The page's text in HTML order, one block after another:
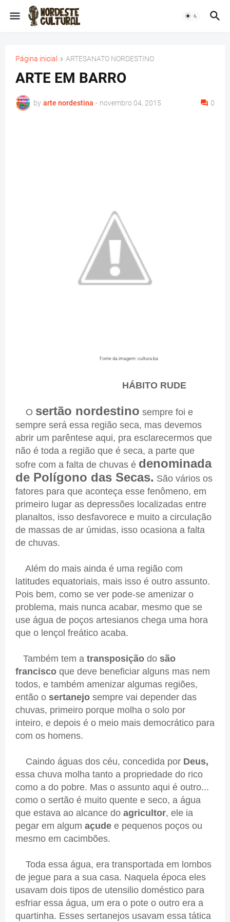
Página inicial ARTESANATO NORDESTINO
ARTE EM BARRO
by arte nordestina - novembro 04, 2015 0
Fonte da imagem: cultura.ba
HÁBITO RUDE
O sertão nordestino sempre foi e
sempre será essa região seca, mas devemos
abrir um parêntese aqui, pra esclarecermos que
não é toda a região que é seca, a parte que
sofre com a falta de chuvas é denominada
de Polígono das Secas. São vários os
fatores para que aconteça esse fenômeno, em
primeiro lugar as depressões localizadas entre
planaltos, isso desfavorece e muito a circulação
de massas de ar úmidas, isso ocasiona a falta
de chuvas.
Além do mais ainda é uma região com
latitudes equatoriais, mais isso é outro assunto.
Pois bem, como se ver pode-se amenizar o
problema, mais nunca acabar, mesmo que se
use água de poços artesianos chega uma hora
que o lençol freático acaba.
Também tem a transposição do são
francisco que deve beneficiar alguns mas nem
todos, e também amenizar algumas regiões,
então o sertanejo sempre vai depender das
chuvas, primeiro porque molha o solo por
inteiro, e depois é o meio mais democrático para
com os homens.
Caindo águas dos céu, concedida por Deus,
essa chuva molha tanto a propriedade do rico
como a do pobre. Mas o assunto aqui é outro...
como o sertão é muito quente e seco, a água
que estava ao alcance do agricultor, ele ia
pegar em algum açude e pequenos poços ou
mesmo em cacimbões.
Toda essa água, era transportada em lombos
de jegue para a sua casa. Naquela época eles
usavam dois tipos de utensilio doméstico para
esfriar essa água, um era o pote o outro era a
quartinha. Esses sertanejos usavam essa tática